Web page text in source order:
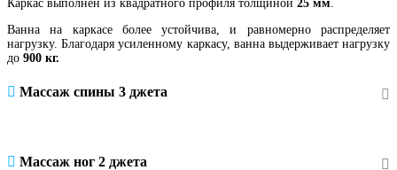
Каркас выполнен из квадратного профиля толщиной 25 мм.
Ванна на каркасе более устойчива, и равномерно распределяет
нагрузку. Благодаря усиленному каркасу, ванна выдерживает нагрузку
до 900 кг.
Массаж спины 3 джета
Массаж ног 2 джета